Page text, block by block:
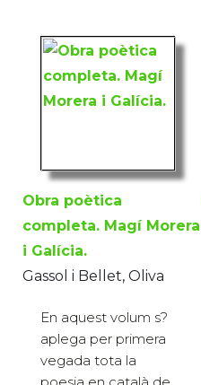
Obra poètica
completa. Magí Morera
i Galícia.
Gassol i Bellet, Oliva
En aquest volum s?
aplega per primera
vegada tota la